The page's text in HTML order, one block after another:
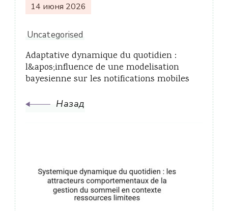
14 июня 2026
Uncategorised
Adaptative dynamique du quotidien :
l&apos;influence de une modelisation
bayesienne sur les notifications mobiles
Назад